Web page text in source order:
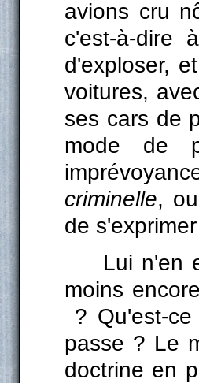
avions cru
c'est-à-dire
d'exploser,
voitures,
ses cars de
mode de
criminelle,
de
Lui n'en
moins
? Qu'est-
passe ? Le
doctrine en